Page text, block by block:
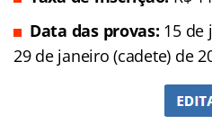
Data das provas: 15 de
29 de janeiro (cadete) de